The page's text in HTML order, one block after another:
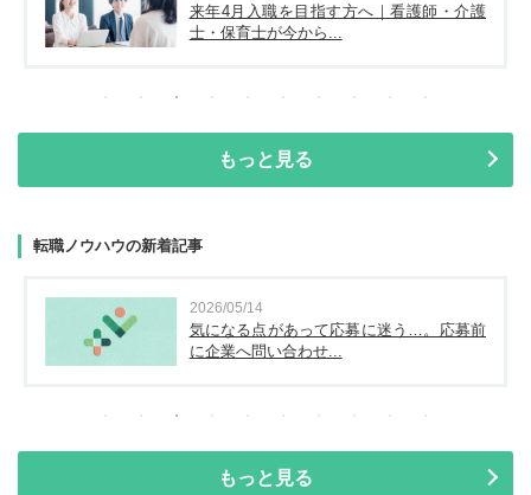
来年4月入職を目指す方へ｜看護師・介護
士・保育士が今から...
もっと見る
転職ノウハウの新着記事
2026/05/14
気になる点があって応募に迷う…。応募前
に企業へ問い合わせ...
もっと見る